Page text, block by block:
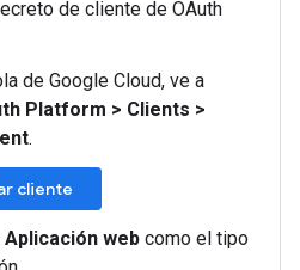
de cliente de OAuth
de Google Cloud, ve a
Platform > Clients >
.
cliente
Aplicación web como el tipo